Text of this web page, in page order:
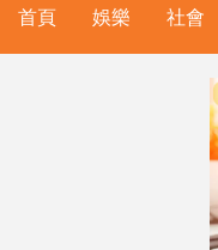
首頁 娛樂 社會